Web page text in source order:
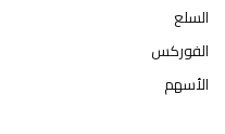
السلع
الفوركس
الأسهم